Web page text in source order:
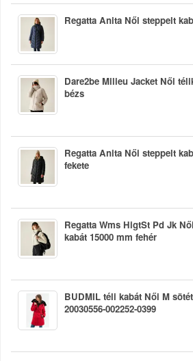
Regatta Anita Női steppelt
Dare2be Milieu Jacket Női
bézs
Regatta Anita Női steppelt
fekete
Regatta Wms HigtSt Pd Jk
kabát 15000 mm fehér
BUDMIL téli kabát Női M
20030556-002252-0399